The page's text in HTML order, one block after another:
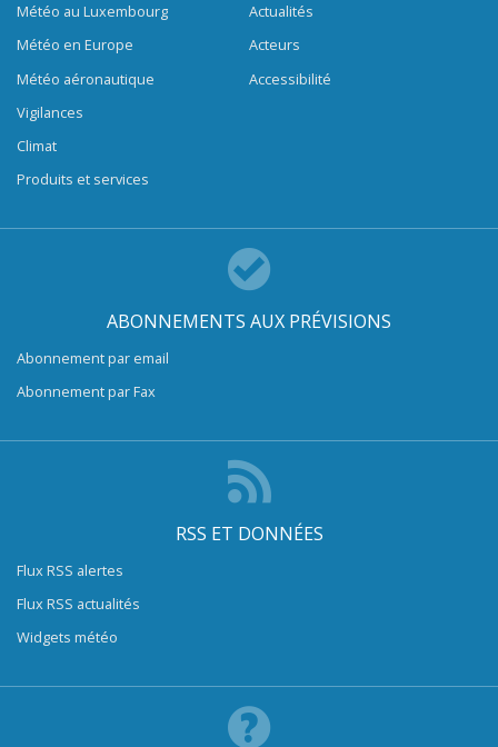
Météo au Luxembourg
Météo en Europe
Météo aéronautique
Vigilances
Climat
Produits et services
Actualités
Acteurs
Accessibilité
ABONNEMENTS AUX PRÉVISIONS
Abonnement par email
Abonnement par Fax
RSS ET DONNÉES
Flux RSS alertes
Flux RSS actualités
Widgets météo